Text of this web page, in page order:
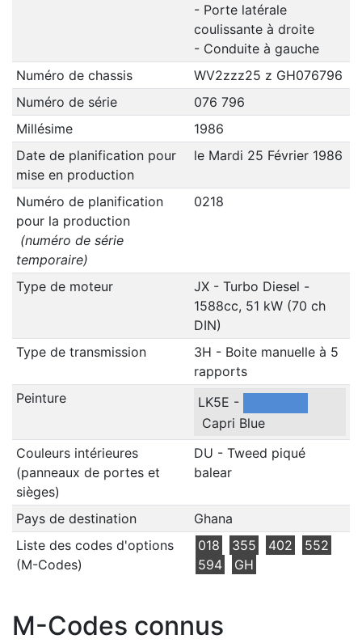
- Porte latérale
coulissante à droite
- Conduite à gauche
Numéro de chassis
WV2zzz25 z GH076796
Numéro de série
076 796
Millésime
1986
Date de planification pour
mise en production
le Mardi 25 Février 1986
Numéro de planification
pour la production
(numéro de série
temporaire)
0218
Type de moteur
JX - Turbo Diesel -
1588cc, 51 kW (70 ch
DIN)
Type de transmission
3H - Boite manuelle à 5
rapports
Peinture
LK5E -
Capri Blue
Couleurs intérieures
(panneaux de portes et
sièges)
DU - Tweed piqué
balear
Pays de destination
Ghana
Liste des codes d'options
(M-Codes)
018 355 402
552
594
GH
M-Codes connus